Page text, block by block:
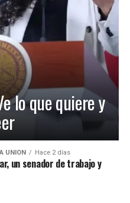
lo que quiere y
UNIÓN Hace 2 días
un senador de trabajo y